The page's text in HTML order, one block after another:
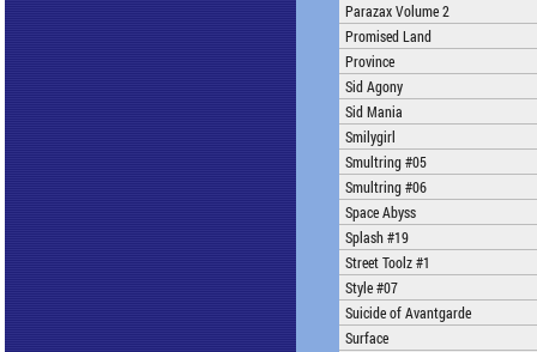
Parazax Volume 2
Promised Land
Province
Sid Agony
Sid Mania
Smilygirl
Smultring #05
Smultring #06
Space Abyss
Splash #19
Street Toolz #1
Style #07
Suicide of Avantgarde
Surface